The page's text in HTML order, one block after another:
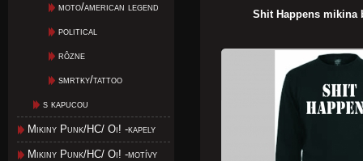
moto/american legend
political
rôzne
smrtky/tattoo
s kapucou
Mikiny Punk/HC/ Oi! -kapely
Mikiny Punk/HC/ Oi! -motívy
Shit Happens mikina